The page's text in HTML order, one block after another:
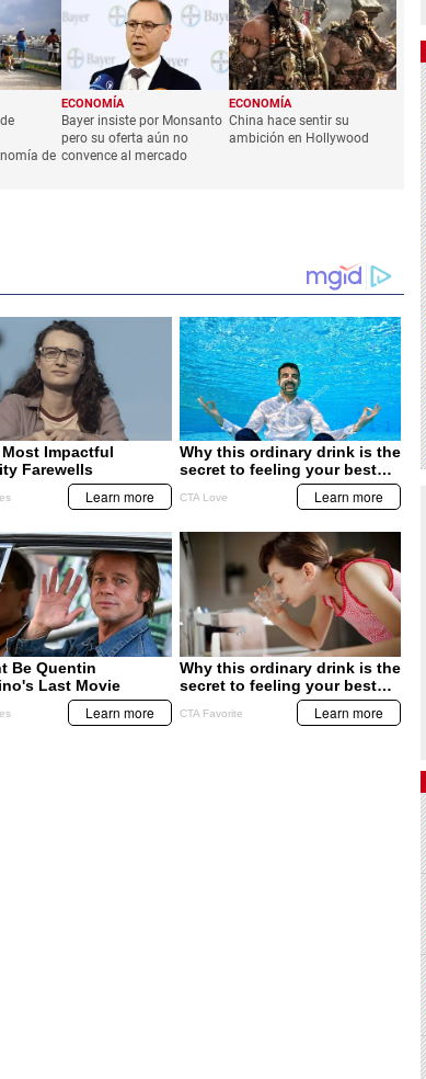
de
ECONOMÍA
Bayer insiste por Monsanto
pero su oferta aún no
convence al mercado
ECONOMÍA
China hace sentir su
ambición en Hollywood